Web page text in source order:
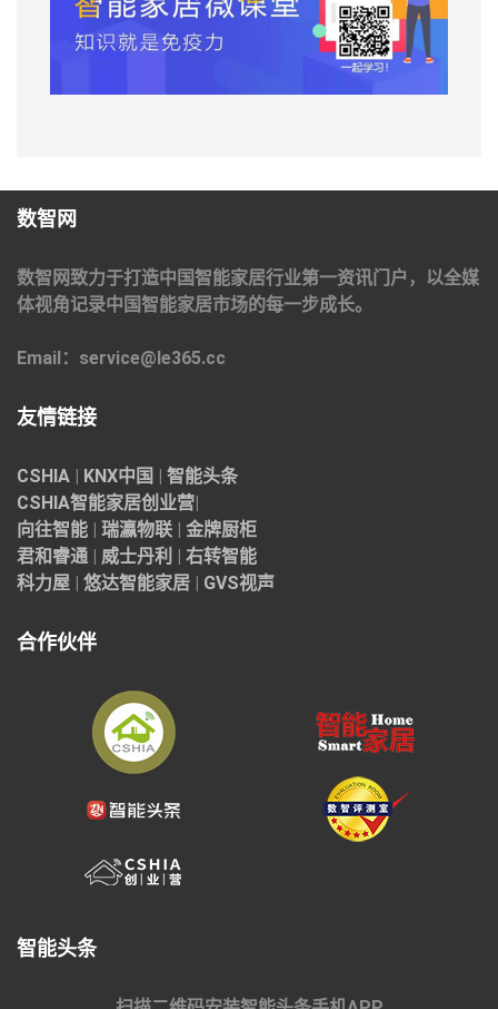
数智网
数智网致力于打造中国智能家居行业第一资讯门户，以全媒
体视角记录中国智能家居市场的每一步成长。
Email：service@le365.cc
友情链接
CSHIA KNX中国
智能头条
CSHIA智能家居创业营
向往智能
瑞瀛物联
金牌厨柜
君和睿通
威士丹利
右转智能
科力屋
悠达智能家居 GVS视声
合作伙伴
智能头条